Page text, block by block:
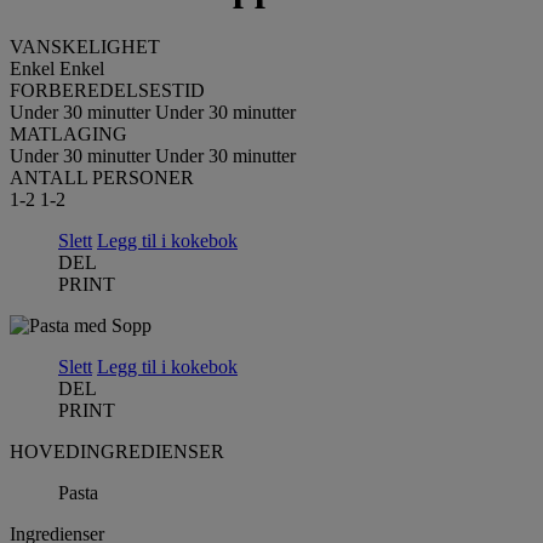
VANSKELIGHET
Enkel Enkel
FORBEREDELSESTID
Under 30 minutter Under 30 minutter
MATLAGING
Under 30 minutter Under 30 minutter
ANTALL PERSONER
1-2 1-2
Slett Legg til i kokebok
DEL
PRINT
Slett Legg til i kokebok
DEL
PRINT
HOVEDINGREDIENSER
Pasta
Ingredienser